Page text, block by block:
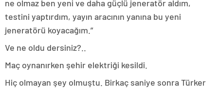
ne olmaz ben yeni ve daha güçlü jeneratör aldım,
testini yaptırdım, yayın aracının yanına bu yeni
jeneratörü koyacağım.”
Ve ne oldu dersiniz?..
Maç oynanırken şehir elektriği kesildi.
Hiç olmayan şey olmuştu. Birkaç saniye sonra Türker